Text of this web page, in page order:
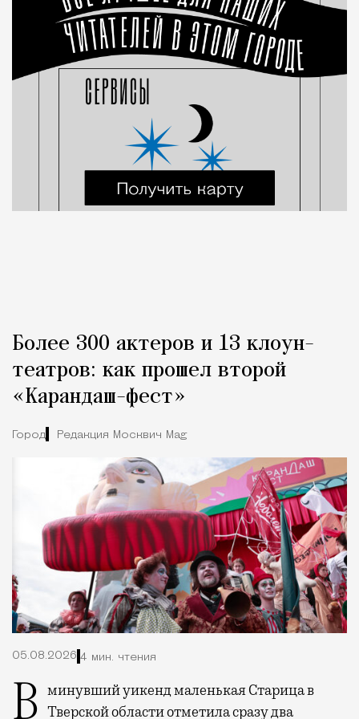
Более 300 актеров и 13 клоун-
театров: как прошел второй
«Карандаш-фест»
Город Редакция Москвич Mag
05.08.2026 4 мин. чтения
В минувший уикенд маленькая Старица в Тверской области отметила сразу два